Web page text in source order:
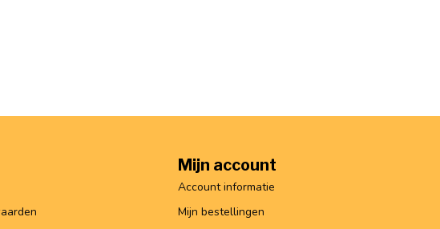
Mijn account
Account informatie
Mijn bestellingen